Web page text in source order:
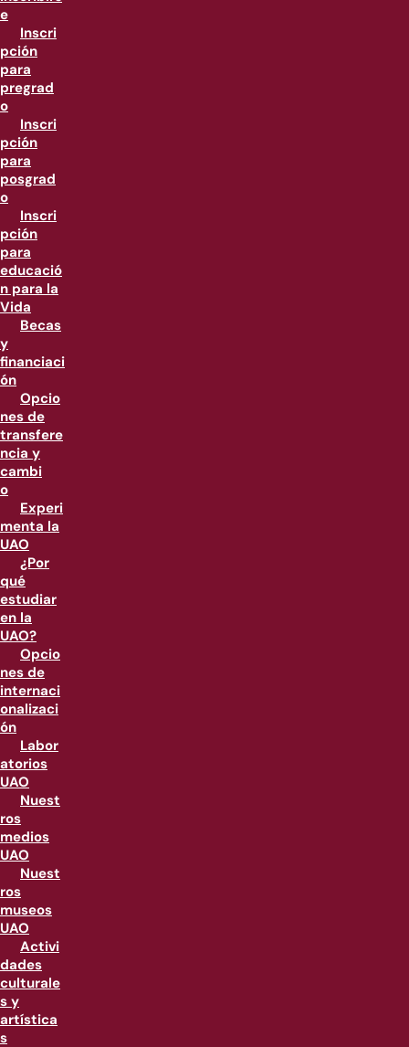
e
Inscri
pción
para
pregrad
o
Inscri
pción
para
posgrad
o
Inscri
pción
para
educació
n para la
Vida
Becas
y
financiaci
ón
Opcio
nes de
transfere
ncia y
cambi
o
Experi
menta la
UAO
¿Por
qué
estudiar
en la
UAO?
Opcio
nes de
internaci
onalizaci
ón
Labor
atorios
UAO
Nuest
ros
medios
UAO
Nuest
ros
museos
UAO
Activi
dades
culturale
s y
artística
s